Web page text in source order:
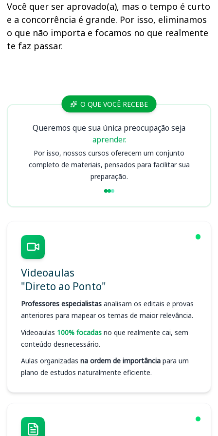
Você quer ser aprovado(a), mas o tempo é curto
e a concorrência é grande. Por isso, eliminamos
o que não importa e focamos no que realmente
te faz passar.
Cursos O QUE VOCÊ RECEBE
Queremos que sua única preocupação seja
aprender.
Por isso, nossos cursos oferecem um conjunto
completo de materiais, pensados para facilitar sua
preparação.
Videoaulas
"Direto ao Ponto"
Professores especialistas analisam os editais e provas
anteriores para mapear os temas de maior relevância.
Videoaulas 100% focadas no que realmente cai, sem
conteúdo desnecessário.
Aulas organizadas na ordem de importância para um
plano de estudos naturalmente eficiente.